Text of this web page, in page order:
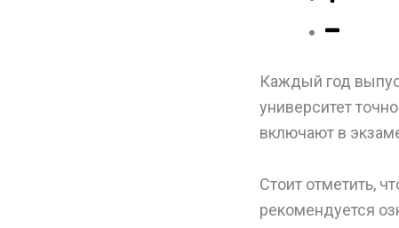
Каждый год
университет
включают в
Стоит отметить,
рекомендуется